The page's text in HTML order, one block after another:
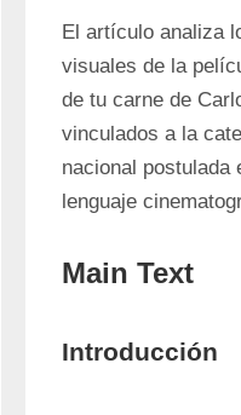
El artículo analiza
visuales de la
de tu carne de
vinculados a la
nacional postulada
lenguaje
Main Text
Introducción